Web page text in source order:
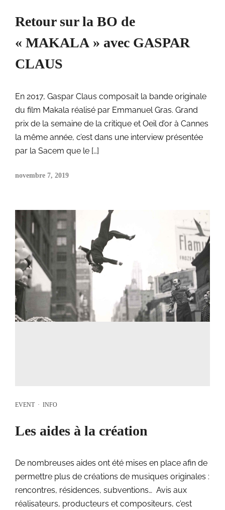
Retour sur la BO de
« MAKALA » avec GASPAR
CLAUS
En 2017, Gaspar Claus composait la bande originale
du film Makala réalisé par Emmanuel Gras. Grand
prix de la semaine de la critique et Oeil d’or à Cannes
la même année, c’est dans une interview présentée
par la Sacem que le […]
novembre 7, 2019
EVENT· INFO
Les aides à la création
De nombreuses aides ont été mises en place afin de
permettre plus de créations de musiques originales :
rencontres, résidences, subventions… Avis aux
réalisateurs, producteurs et compositeurs, c’est